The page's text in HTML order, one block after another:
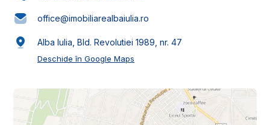
office@imobiliarealbaiulia.ro
Alba Iulia, Bld. Revolutiei 1989, nr. 47
Deschide în Google Maps